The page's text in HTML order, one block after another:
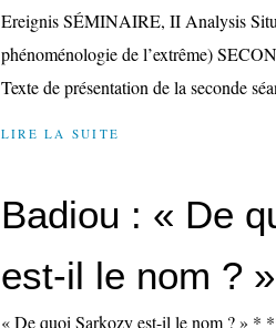
Ereignis SÉMINAIRE, II Analysis
phénoménologie de l’extrême)
Texte de présentation de la seconde
LIRE LA SUITE
Badiou : « De
est-il le nom ?
« De quoi Sarkozy est-il le nom ? » *